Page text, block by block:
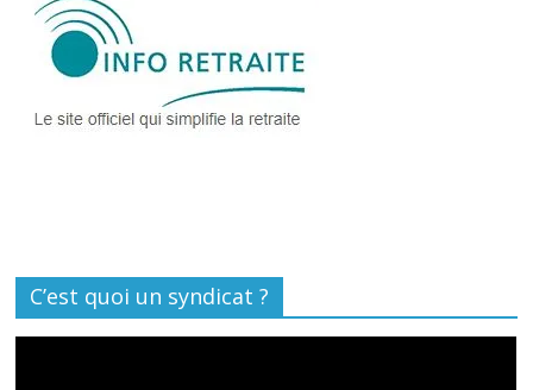
C’est quoi un syndicat ?